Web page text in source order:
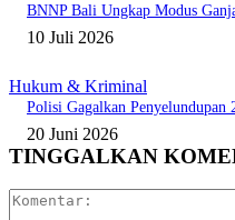
BNNP Bali Ungkap Modus
10 Juli 2026
Hukum & Kriminal
Polisi Gagalkan
20 Juni 2026
TINGGALKAN